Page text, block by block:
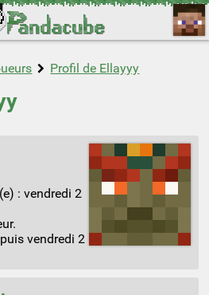
Profil de Ellayyy
:vendredi 2
vendredi 2